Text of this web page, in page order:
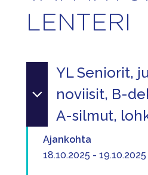
LENTERI
YL Seniorit,
noviisit, B-
A-silmut,
Ajankohta
18.10.2025 - 19.10.2025